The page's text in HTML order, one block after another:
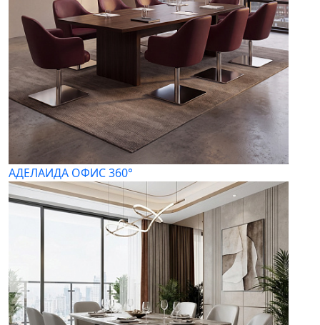
АДЕЛАИДА ОФИС 360°